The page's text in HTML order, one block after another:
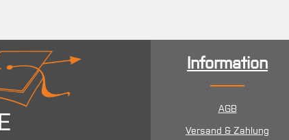
Information
AGB
Versand & Zahlung